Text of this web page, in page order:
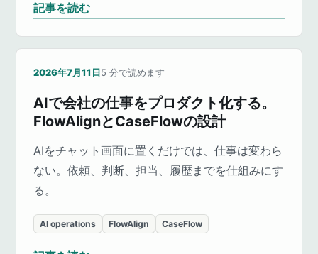
記事を読む
2026年7月11日5 分で読めます
AIで会社の仕事をプロダクト化する。
FlowAlignとCaseFlowの設計
AIをチャット画面に置くだけでは、仕事は変わら
ない。依頼、判断、担当、履歴までを仕組みにす
る。
AI operations FlowAlign CaseFlow